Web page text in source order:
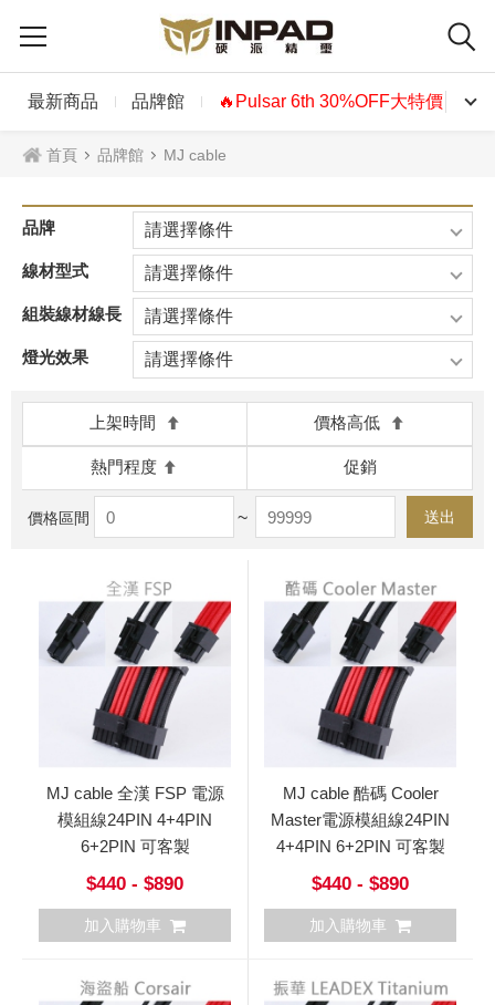
最新商品 品牌館 🔥Pulsar 6th 30%OFF大特價🔥
首頁 品牌館 MJ cable
品牌 請選擇條件
線材型式 請選擇條件
組裝線材線長 請選擇條件
燈光效果 請選擇條件
上架時間 價格高低
熱門程度 促銷
價格區間 ~ 送出
MJ cable 全漢 FSP 電源
模組線24PIN 4+4PIN
6+2PIN 可客製
$440 - $890
加入購物車
MJ cable 酷碼 Cooler
Master電源模組線24PIN
4+4PIN 6+2PIN 可客製
$440 - $890
加入購物車